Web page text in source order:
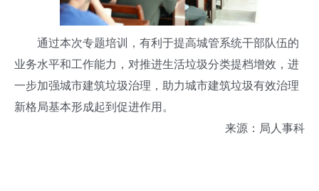
通过本次专题培训，有利于提高城管系统干部队伍的
业务水平和工作能力，对推进生活垃圾分类提档增效，进
一步加强城市建筑垃圾治理，助力城市建筑垃圾有效治理
新格局基本形成起到促进作用。
来源：局人事科